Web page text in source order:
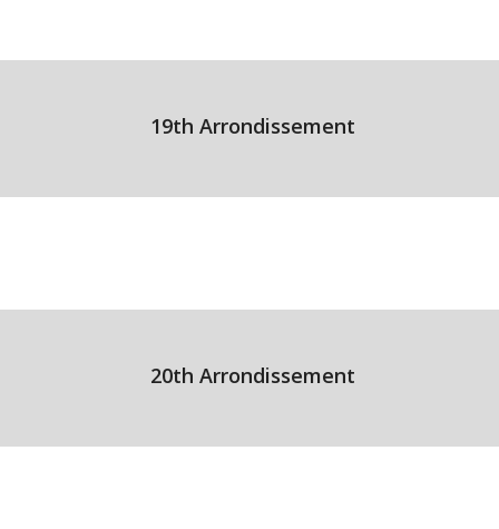
19th Arrondissement
20th Arrondissement